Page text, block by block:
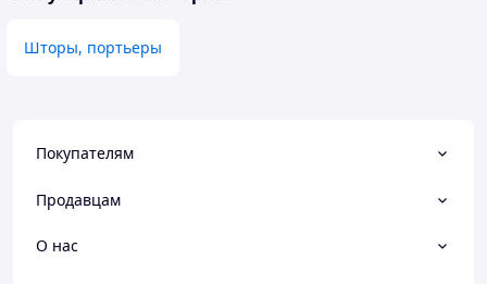
Шторы, портьеры
Покупателям
Продавцам
О нас